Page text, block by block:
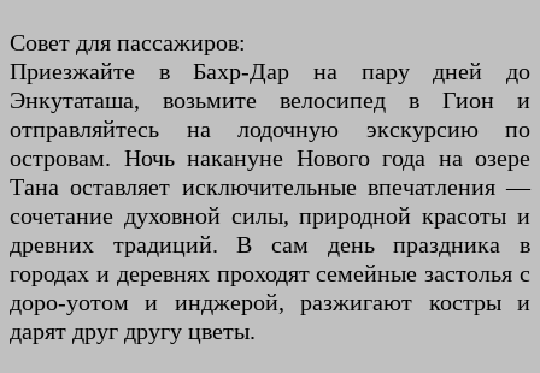
Совет для пассажиров:
Приезжайте в Бахр-Дар на пару дней до
Энкутаташа, возьмите велосипед в Гион и
отправляйтесь на лодочную экскурсию по
островам. Ночь накануне Нового года на озере
Тана оставляет исключительные впечатления —
сочетание духовной силы, природной красоты и
древних традиций. В сам день праздника в
городах и деревнях проходят семейные застолья с
доро-уотом и инджерой, разжигают костры и
дарят друг другу цветы.